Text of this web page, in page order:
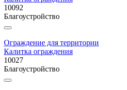
10092
Благоустройство
Ограждение для территории
Калитка ограждения
10027
Благоустройство